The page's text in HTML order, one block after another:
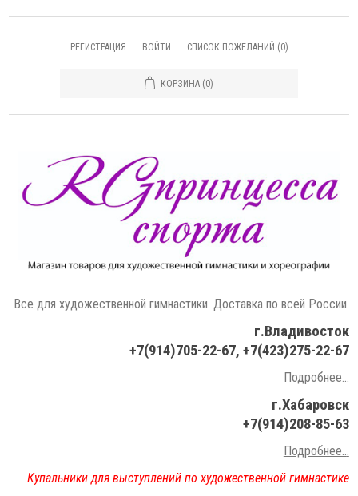
РЕГИСТРАЦИЯ ВОЙТИ СПИСОК ПОЖЕЛАНИЙ (0)
КОРЗИНА (0)
Все для художественной гимнастики. Доставка по всей России.
г.Владивосток
+7(914)705-22-67, +7(423)275-22-67
Подробнее...
г.Хабаровск
+7(914)208-85-63
Подробнее..
Купальники для выступлений по художественной гимнастике